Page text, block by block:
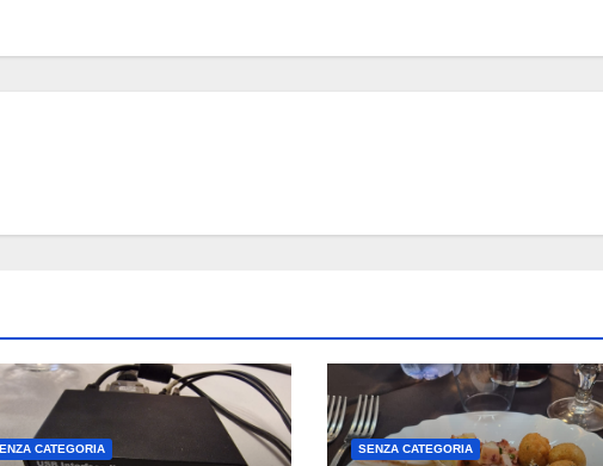
CATEGORIA SENZA CATEGORIA